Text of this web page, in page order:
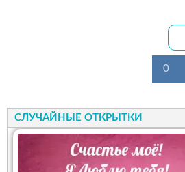
0
СЛУЧАЙНЫЕ ОТКРЫТКИ